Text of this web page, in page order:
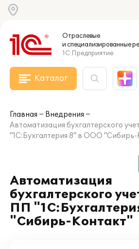
Отраслевые
и специализированные
1С:Предприятие
Каталог
Главная
Внедрения
Автоматизация бухгалтерского
"1С:Бухгалтерия 8" в ООО "Сибирь-
Автоматизация
бухгалтерского
ПП
"Сибирь-Контакт"